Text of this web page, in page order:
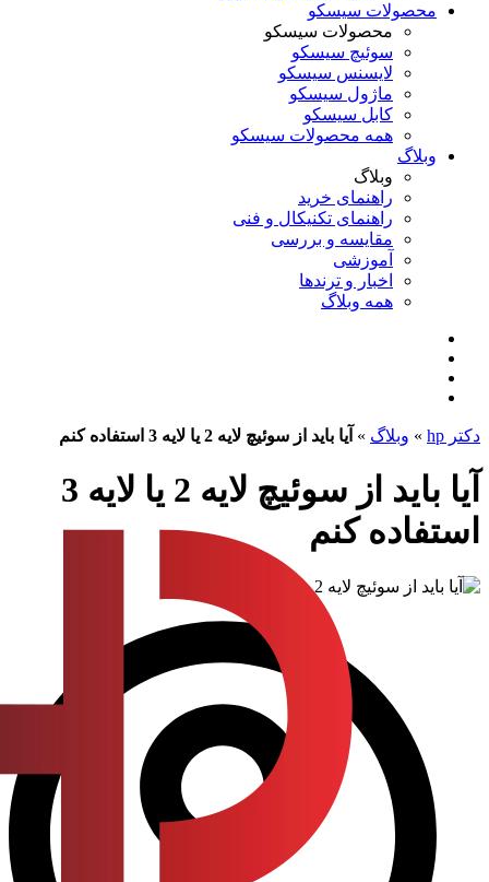
محصولات سیسکو
محصولات سیسکو
سوئیچ سیسکو
لایسنس سیسکو
ماژول سیسکو
کابل سیسکو
همه محصولات سیسکو
وبلاگ
وبلاگ
راهنمای خرید
راهنمای تکنیکال و فنی
مقایسه و بررسی
آموزشی
اخبار و ترندها
همه وبلاگ
دکتر hp » وبلاگ » آیا باید از سوئیچ لایه 2 یا لایه 3 استفاده کنم
آیا باید از سوئیچ لایه 2 یا لایه 3
استفاده کنم